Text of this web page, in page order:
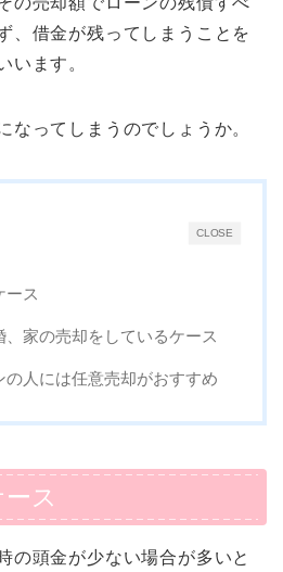
、借金が残ってしまうことを
います。
なってしまうのでしょうか。
CLOSE
ース
、家の売却をしているケース
の人には任意売却がおすすめ
ス
の頭金が少ない場合が多いと